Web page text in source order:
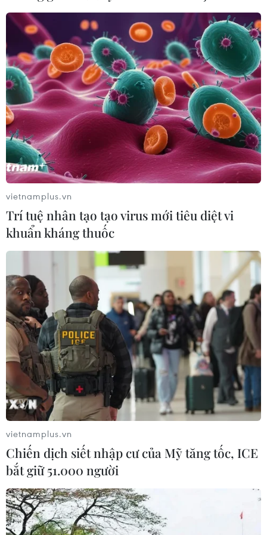
điểm quốc gia hồ Ka Pét
07/08/2026 11:24
Indonesia nỗ lực khống chế cháy
rừng tại Vườn Quốc gia Núi Bromo
07/08/2026 10:56
Thụy Sĩ khó đạt mục tiêu giảm phát
thải khí nhà kính vào năm 2030
07/08/2026 09:42
Bão Dolphin càn quét các đảo miền
Nam Nhật Bản, sân bay Okinawa
phải đóng cửa
07/08/2026 09:10
Từ ngày 9/8, cảnh báo nắng nóng
diện rộng ở khu vực Bắc Bộ và Trung
Bộ
07/08/2026 08:58
Từ Quảng Ninh đến Quảng Trị chủ
động ứng phó với áp thấp nhiệt đới
07/08/2026 08:21
Hạn hán nghiêm trọng đe dọa "huyết
mạch" kinh tế châu Âu
vietnamplus.vn
Trí tuệ nhân tạo tạo virus mới tiêu diệt vi
khuẩn kháng thuốc
vietnamplus.vn
Chiến dịch siết nhập cư của Mỹ tăng tốc, ICE
bắt giữ 51.000 người